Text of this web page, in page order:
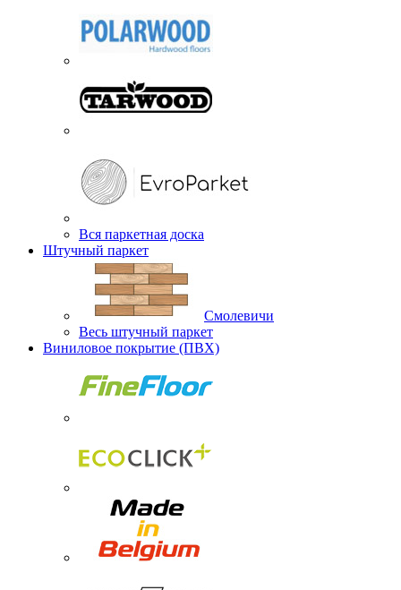
Вся паркетная доска
Штучный паркет
Смолевичи
Весь штучный паркет
Виниловое покрытие (ПВХ)